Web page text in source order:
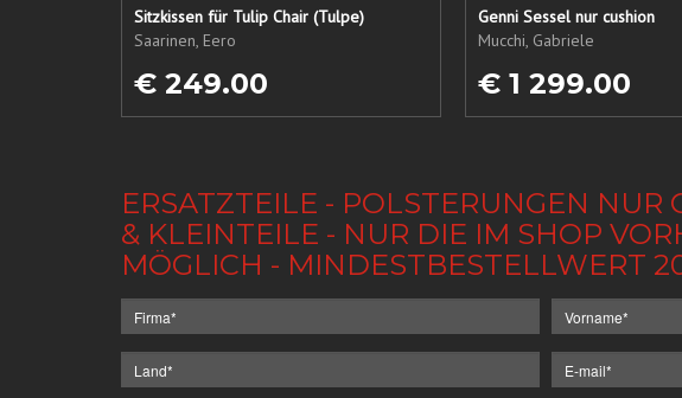
Sitzkissen für Tulip Chair (Tulpe)
Saarinen, Eero
€ 249.00
Genni Sessel nur cushion
Mucchi, Gabriele
€ 1 299.00
ERSATZTEILE - POLSTERUNGEN
& KLEINTEILE - NUR DIE IM SHOP
MÖGLICH - MINDESTBESTELLWERT